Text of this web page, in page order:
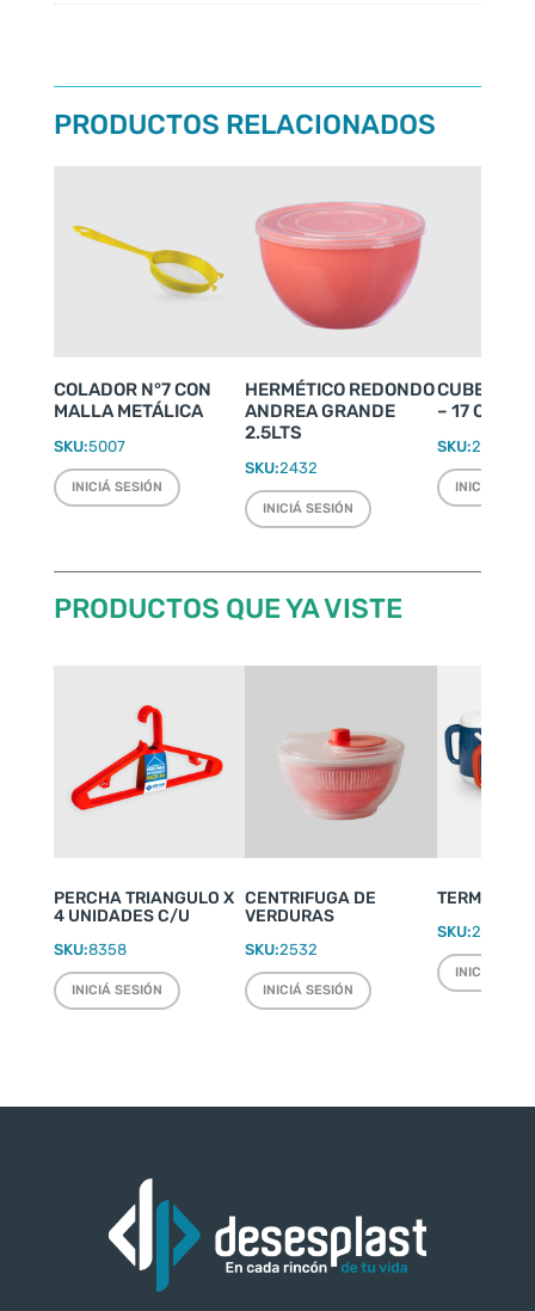
PRODUCTOS RELACIONADOS
COLADOR N°7 CON
MALLA METÁLICA
SKU:5007
INICIÁ SESIÓN
HERMÉTICO REDONDO
ANDREA GRANDE
2.5LTS
SKU:2432
INICIÁ SESIÓN
– 17
SKU:2074
INICIÁ
PRODUCTOS QUE YA VISTE
PERCHA TRIANGULO X
4 UNIDADES C/U
SKU:8358
INICIÁ SESIÓN
CENTRIFUGA DE
VERDURAS
SKU:2532
INICIÁ SESIÓN
TERMO
SKU:2220
INICIÁ